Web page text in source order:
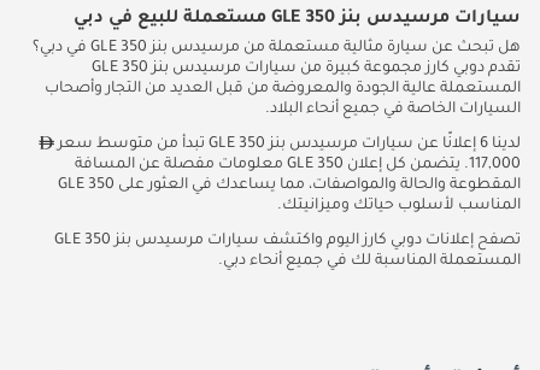
سيارات مرسيدس بنز GLE 350 مستعملة للبيع في دبي
هل تبحث عن سيارة مثالية مستعملة من مرسيدس بنز GLE 350 في دبي؟
تقدم دوبي كارز مجموعة كبيرة من سيارات مرسيدس بنز GLE 350
المستعملة عالية الجودة والمعروضة من قبل العديد من التجار وأصحاب
السيارات الخاصة في جميع أنحاء البلاد.
لدينا 6 إعلانًا عن سيارات مرسيدس بنز GLE 350 تبدأ من متوسط سعر
117,000. يتضمن كل إعلان GLE 350 معلومات مفصلة عن المسافة
المقطوعة والحالة والمواصفات، مما يساعدك في العثور على GLE 350
المناسب لأسلوب حياتك وميزانيتك.
تصفح إعلانات دوبي كارز اليوم واكتشف سيارات مرسيدس بنز GLE 350
المستعملة المناسبة لك في جميع أنحاء دبي.